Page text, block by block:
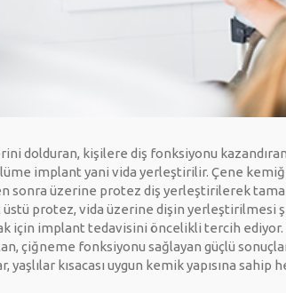
dolduran, kişilere diş fonksiyonu
implant yani vida yerleştirilir. Çene
sonra üzerine protez diş yerleştirilerek
protez, vida üzerine dişin yerleştirilmesi
için implant tedavisini öncelikli tercih
çiğneme fonksiyonu sağlayan güçlü
yaşlılar kısacası uygun kemik yapısına